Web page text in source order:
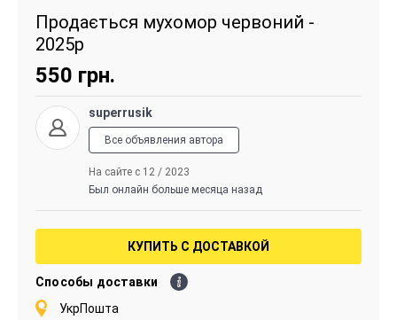
Продається мухомор червоний -
2025р
550 грн.
superrusik
Все объявления автора
На сайте с 12 / 2023
Был онлайн больше месяца назад
КУПИТЬ С ДОСТАВКОЙ
Способы доставки
УкрПошта